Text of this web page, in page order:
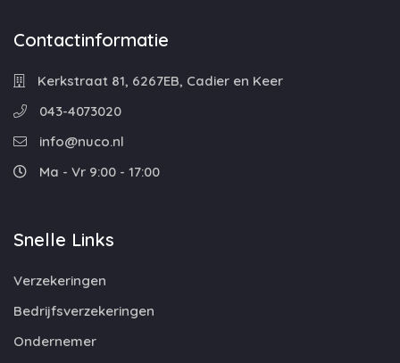
Contactinformatie
Kerkstraat 81, 6267EB, Cadier en Keer
043-4073020
info@nuco.nl
Ma - Vr 9:00 - 17:00
Snelle Links
Verzekeringen
Bedrijfsverzekeringen
Ondernemer